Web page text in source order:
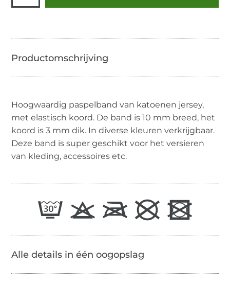
Hoogwaardig paspelband van katoenen jersey,
met elastisch koord. De band is 10 mm breed, het
koord is 3 mm dik. In diverse kleuren verkrijgbaar.
Deze band is super geschikt voor het versieren
van kleding, accessoires etc.
Alle details in één oogopslag